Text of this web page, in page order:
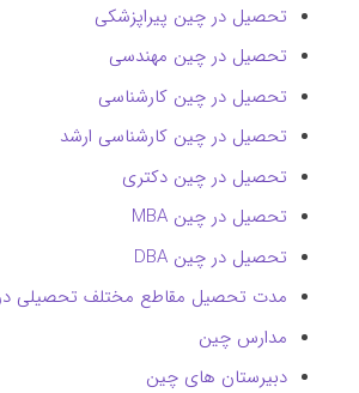
تحصیل در چین پیراپزشکی
تحصیل در چین مهندسی
تحصیل در چین کارشناسی
تحصیل در چین کارشناسی ارشد
تحصیل در چین دکتری
تحصیل در چین MBA
تحصیل در چین DBA
مدت تحصیل مقاطع مختلف تحصیلی
مدارس چین
دبیرستان های چین